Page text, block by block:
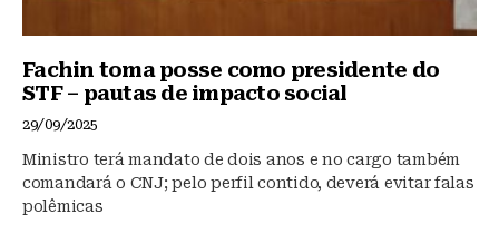
Fachin toma posse como presidente do
STF – pautas de impacto social
29/09/2025
Ministro terá mandato de dois anos e no cargo também
comandará o CNJ; pelo perfil contido, deverá evitar falas
polêmicas